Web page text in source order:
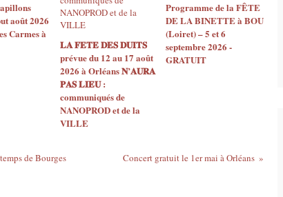
août 2026
Carmes à
𝐋𝐀 𝐅𝐄𝐓𝐄 𝐃𝐄𝐒 𝐃𝐔𝐈𝐓𝐒
prévue du 12 au 17 août
2026 à Orléans 𝐍’𝐀𝐔𝐑𝐀
𝐏𝐀𝐒 𝐋𝐈𝐄𝐔 :
communiqués de
NANOPROD et de la
VILLE
Programme de la FÊTE
DE LA BINETTE à BOU
(Loiret) – 5 et 6
septembre 2026 -
GRATUIT
de Bourges Concert gratuit le 1er mai à Orléans